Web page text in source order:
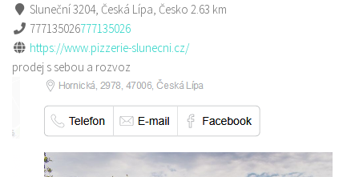
Sluneční 3204, Česká Lípa, Česko 2.63 km
777135026777135026
https://www.pizzerie-slunecni.cz/
prodej s sebou a rozvoz